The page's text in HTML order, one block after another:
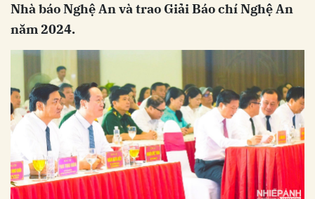
Nhà báo Nghệ An và trao Giải Báo chí Nghệ An
năm 2024.